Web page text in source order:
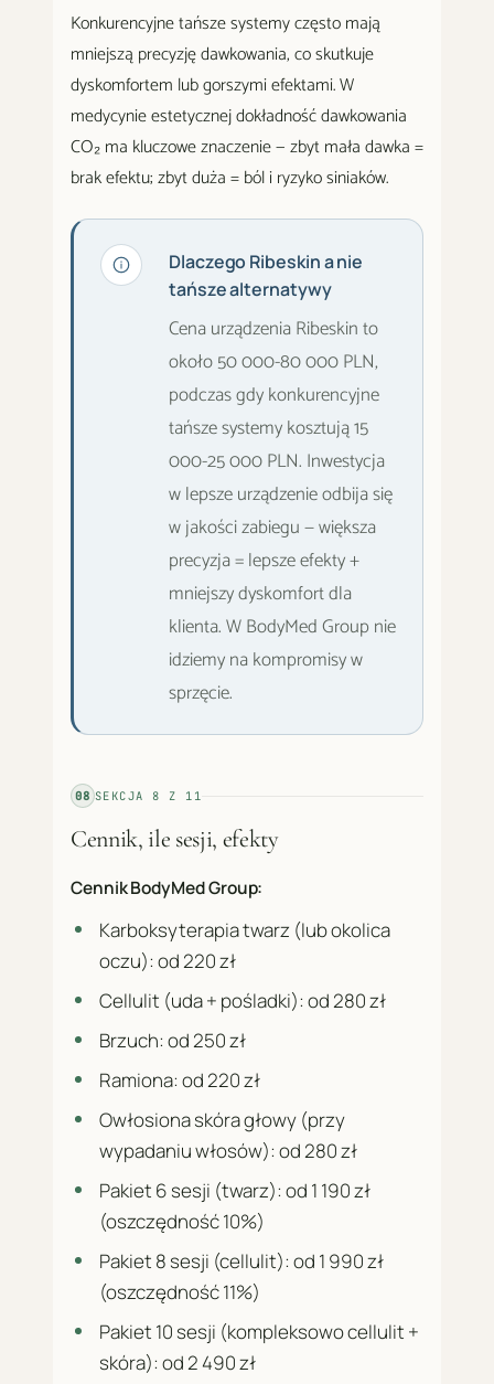
Konkurencyjne tańsze systemy często mają
mniejszą precyzję dawkowania, co skutkuje
dyskomfortem lub gorszymi efektami. W
medycynie estetycznej dokładność dawkowania
CO₂ ma kluczowe znaczenie — zbyt mała dawka =
brak efektu; zbyt duża = ból i ryzyko siniaków.
Dlaczego Ribeskin a nie
tańsze alternatywy
Cena urządzenia Ribeskin to
około 50 000-80 000 PLN,
podczas gdy konkurencyjne
tańsze systemy kosztują 15
000-25 000 PLN. Inwestycja
w lepsze urządzenie odbija się
w jakości zabiegu — większa
precyzja = lepsze efekty +
mniejszy dyskomfort dla
klienta. W BodyMed Group nie
idziemy na kompromisy w
sprzęcie.
08 SEKCJA 8 Z 11
Cennik, ile sesji, efekty
Cennik BodyMed Group:
Karboksyterapia twarz (lub okolica
oczu): od 220 zł
Cellulit (uda + pośladki): od 280 zł
Brzuch: od 250 zł
Ramiona: od 220 zł
Owłosiona skóra głowy (przy
wypadaniu włosów): od 280 zł
Pakiet 6 sesji (twarz): od 1 190 zł
(oszczędność 10%)
Pakiet 8 sesji (cellulit): od 1 990 zł
(oszczędność 11%)
Pakiet 10 sesji (kompleksowo cellulit +
skóra): od 2 490 zł